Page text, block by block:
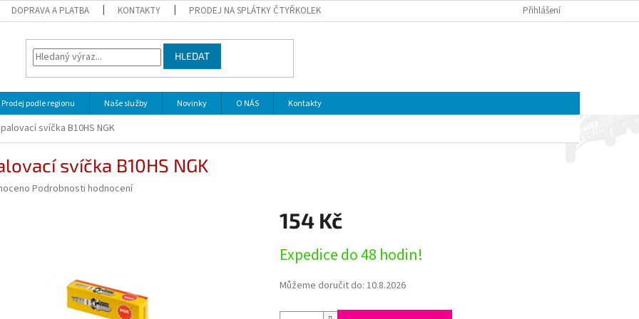
DOPRAVA A PLATBA KONTAKTY PRODEJ NA SPLÁTKY ČTYŘKOLEK A MOTOREK CFMOTO A GOES | ČTYŘKOLKY4U OBCHODNÍ PODMÍNKY
Přihlášení
HLEDAT
Prodej podle regionu Naše služby Novinky O NÁS Kontakty
svíčka B10HS NGK
svíčka B10HS NGK
Podrobnosti hodnocení
154 Kč
cena:
Expedice do 48 hodin!
Můžeme doručit do: 10.8.2026